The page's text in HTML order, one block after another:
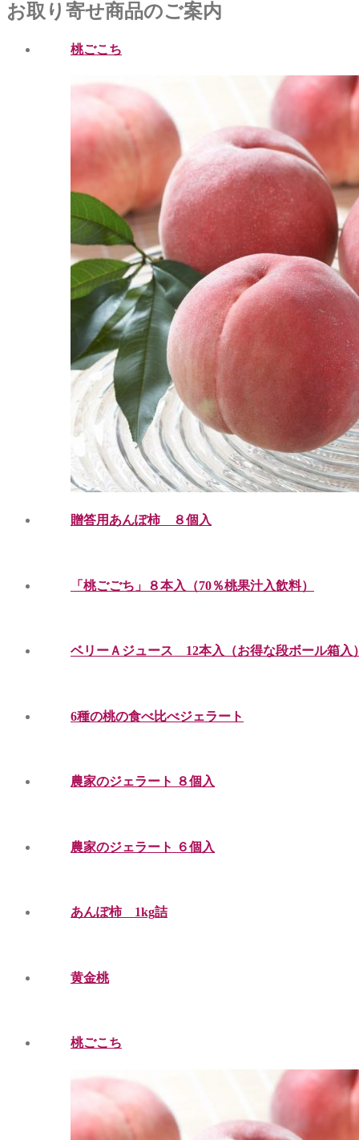
お取り寄せ商品のご案内
桃ごこち
贈答用あんぽ柿 ８個入
「桃ごごち」８本入（70％桃果汁入飲料）
ベリーＡジュース 12本入（お得な段ボール箱入
6種の桃の食べ比べジェラート
農家のジェラート ８個入
農家のジェラート ６個入
あんぽ柿 1kg詰
黄金桃
桃ごこち